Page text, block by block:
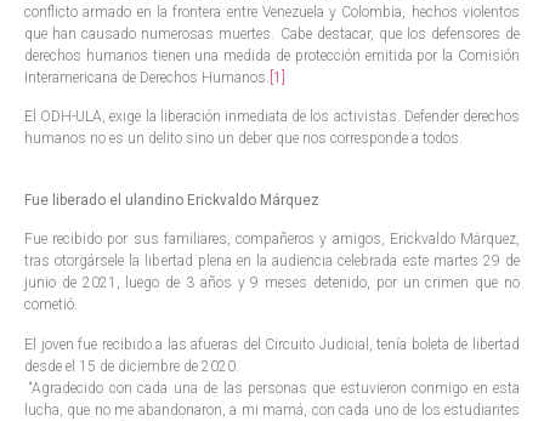
conflicto armado en la frontera entre Venezuela y Colombia, hechos violentos
que han causado numerosas muertes. Cabe destacar, que los defensores de
derechos humanos tienen una medida de protección emitida por la Comisión
Interamericana de Derechos Humanos. [1]
El ODH-ULA, exige la liberación inmediata de los activistas. Defender derechos
humanos no es un delito sino un deber que nos corresponde a todos.
Fue liberado el ulandino Erickvaldo Márquez
Fue recibido por sus familiares, compañeros y amigos, Erickvaldo Márquez,
tras otorgársele la libertad plena en la audiencia celebrada este martes 29 de
junio de 2021, luego de 3 años y 9 meses detenido, por un crimen que no
cometió.
El joven fue recibido a las afueras del Circuito Judicial, tenía boleta de libertad
desde el 15 de diciembre de 2020.
“Agradecido con cada una de las personas que estuvieron conmigo en esta
lucha, que no me abandonaron, a mi mamá, con cada uno de los estudiantes